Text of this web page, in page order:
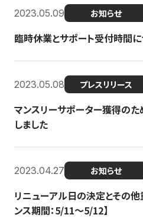
2023.05.09 お知らせ
臨時休業とサポート受付時間
2023.05.08 プレスリリース
マンスリーサポーター獲得の
しました
2023.04.27 お知らせ
リニューアル日の決定とその
ンス期間：5/11～5/12】